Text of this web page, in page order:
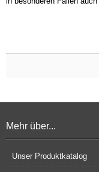
Mehr über...
Unser Produktkatalog